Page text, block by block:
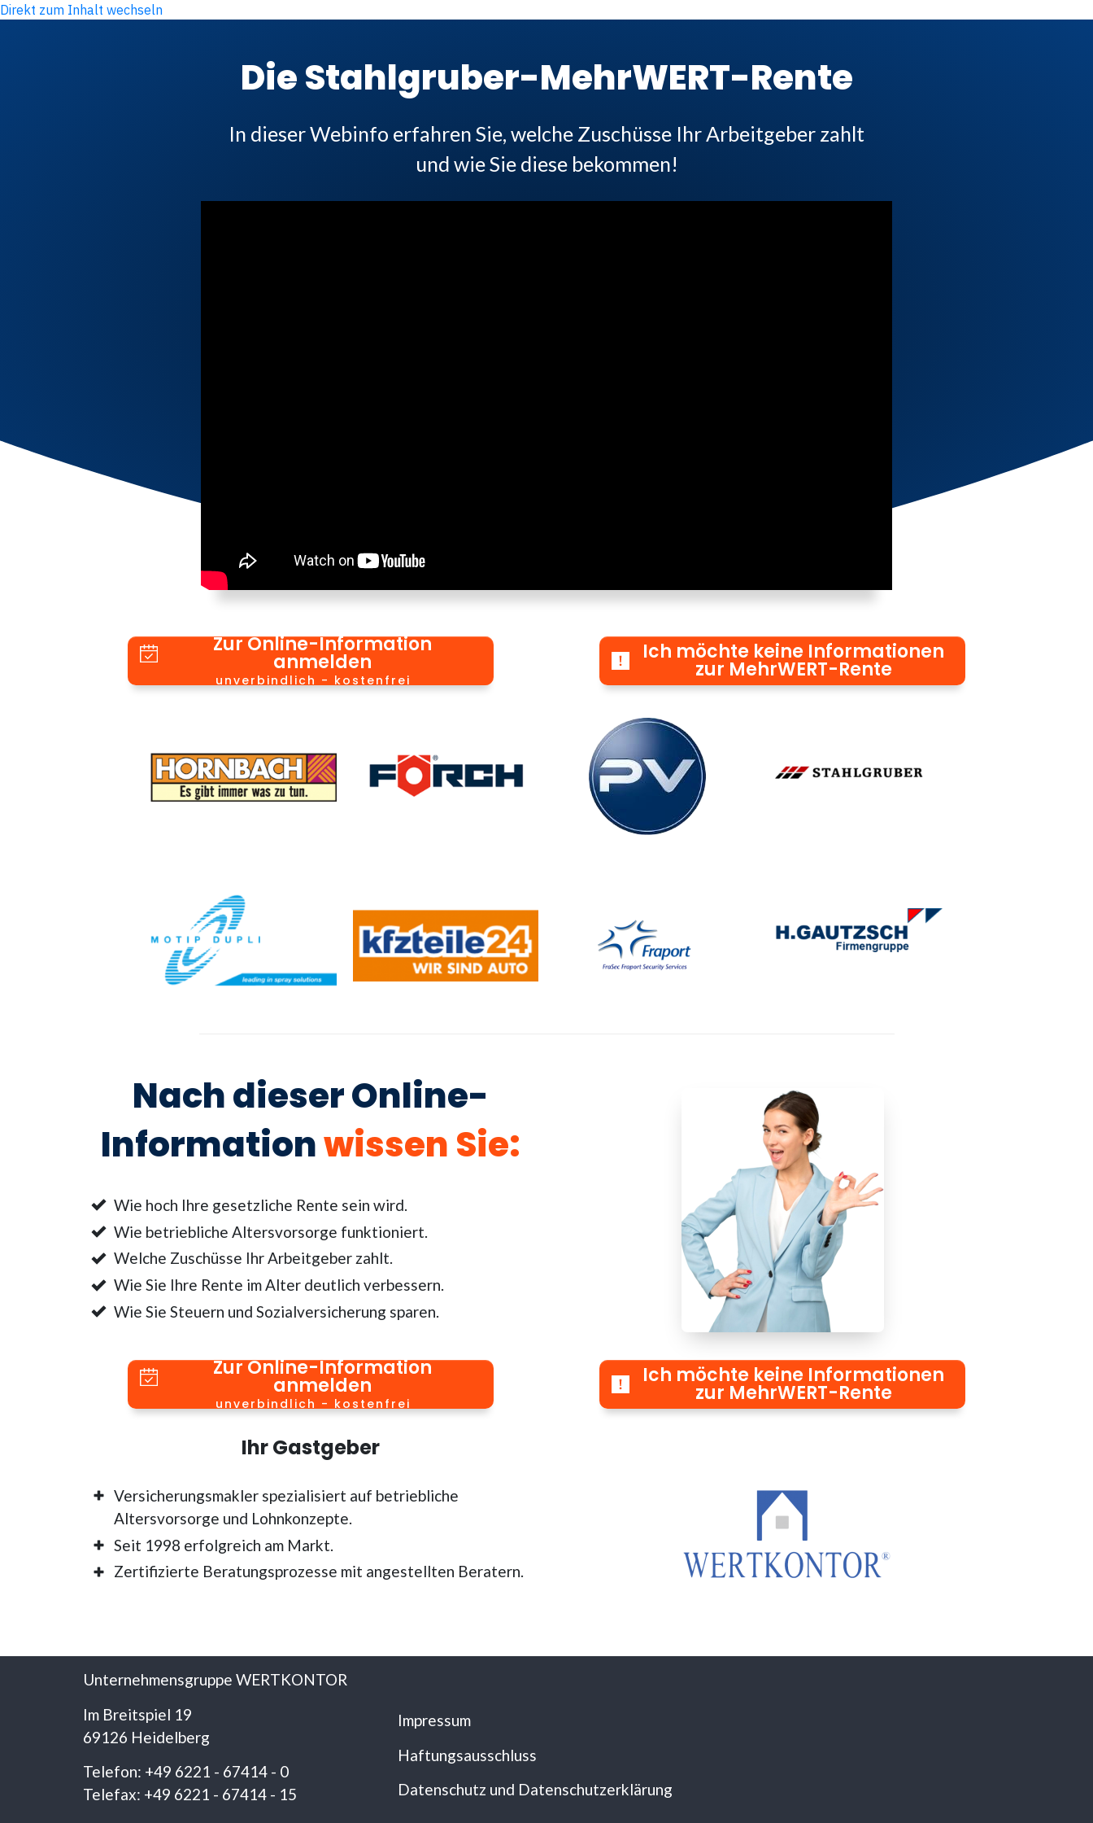
Direkt zum Inhalt wechseln
Die Stahlgruber-MehrWERT-Rente
In dieser Webinfo erfahren Sie, welche Zuschüsse Ihr Arbeitgeber zahlt
und wie Sie diese bekommen!
Zur Online-Information
anmelden
unverbindlich - kostenfrei
Ich möchte keine Informationen
zur MehrWERT-Rente
Nach dieser Online-
Informationwissen Sie:
Wie hoch Ihre gesetzliche Rente sein wird.
Wie betriebliche Altersvorsorge funktioniert.
Welche Zuschüsse Ihr Arbeitgeber zahlt.
Wie Sie Ihre Rente im Alter deutlich verbessern.
Wie Sie Steuern und Sozialversicherung sparen.
Zur Online-Information
anmelden
unverbindlich - kostenfrei
Ich möchte keine Informationen
zur MehrWERT-Rente
Ihr Gastgeber
Versicherungsmakler spezialisiert auf betriebliche
Altersvorsorge und Lohnkonzepte.
Seit 1998 erfolgreich am Markt.
Zertifizierte Beratungsprozesse mit angestellten Beratern.
Unternehmensgruppe WERTKONTOR
Im Breitspiel 19
69126 Heidelberg
Telefon: +49 6221 - 67414 - 0
Telefax: +49 6221 - 67414 - 15
Impressum
Haftungsausschluss
Datenschutz und Datenschutzerklärung